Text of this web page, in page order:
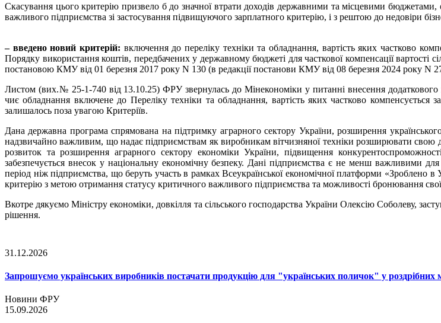
Скасування цього критерію призвело б до значної втрати доходів державними та місцевими
важливого підприємства зі застосування підвищуючого зарплатного критерію, і з рештою до недовіри
– введено новий критерій: включення до переліку техніки та обладнання, вартість яких частково
Порядку використання коштів, передбачених у державному бюджеті для часткової компенсації вартості
постановою КМУ від 01 березня 2017 року N 130 (в редакції постанови КМУ від 08 березня 2024 року N
Листом (вих.№ 25-1-740 від 13.10.25) ФРУ звернулась до Мінекономіки у питанні внесення додаткового
чиє обладнання включене до Переліку техніки та обладнання, вартість яких частково
залишалось поза увагою Критеріїв.
Дана державна програма спрямована на підтримку аграрного сектору України, розширення
надзвичайно важливим, що надає підприємствам як виробникам вітчизняної техніки розширювати
розвиток та розширення аграрного сектору економіки України, підвищення
забезпечується внесок у національну економічну безпеку. Дані підприємства є не менш важливими
період ніж підприємства, що беруть участь в рамках Всеукраїнської економічної платформи «Зроблено
критерію з метою отримання статусу критичного важливого підприємства та можливості бронювання
Вкотре дякуємо Міністру економіки, довкілля та сільського господарства України Олексію Соболеву,
рішення.
31.12.2026
Запрошуємо українських виробників постачати продукцію для "українських поличок" у роздрібних
Новини ФРУ
15.09.2026